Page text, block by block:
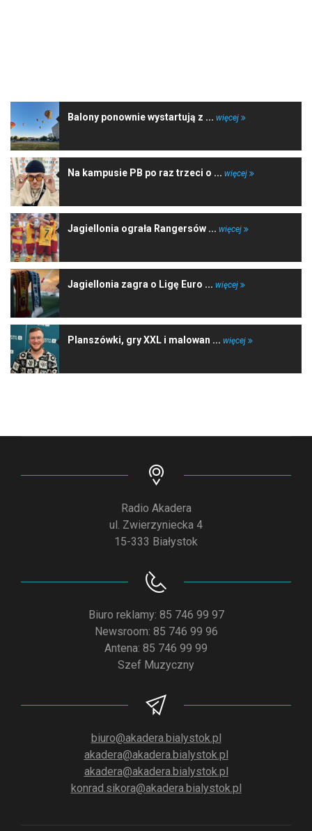
Balony ponownie wystartują z ... więcej
Na kampusie PB po raz trzeci o ... więcej
Jagiellonia ograła Rangersów ... więcej
Jagiellonia zagra o Ligę Euro ... więcej
Planszówki, gry XXL i malowan ... więcej
Radio Akadera
ul. Zwierzyniecka 4
15-333 Białystok
Biuro reklamy: 85 746 99 97
Newsroom: 85 746 99 96
Antena: 85 746 99 99
Szef Muzyczny
biuro@akadera.bialystok.pl
akadera@akadera.bialystok.pl
akadera@akadera.bialystok.pl
konrad.sikora@akadera.bialystok.pl